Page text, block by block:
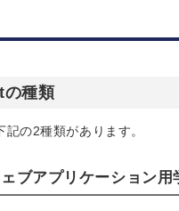
種類
の2種類があります。
ブアプリケーション用